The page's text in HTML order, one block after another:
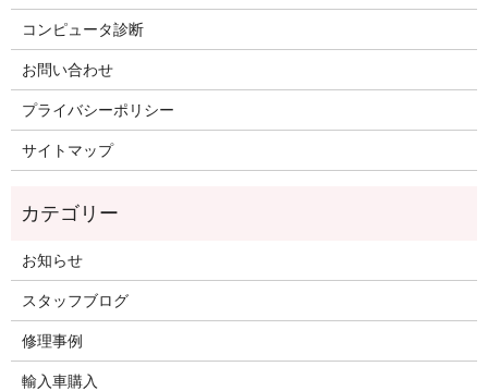
コンピュータ診断
お問い合わせ
プライバシーポリシー
サイトマップ
お知らせ
スタッフブログ
修理事例
輸入車購入